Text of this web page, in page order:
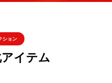
ション
イテム